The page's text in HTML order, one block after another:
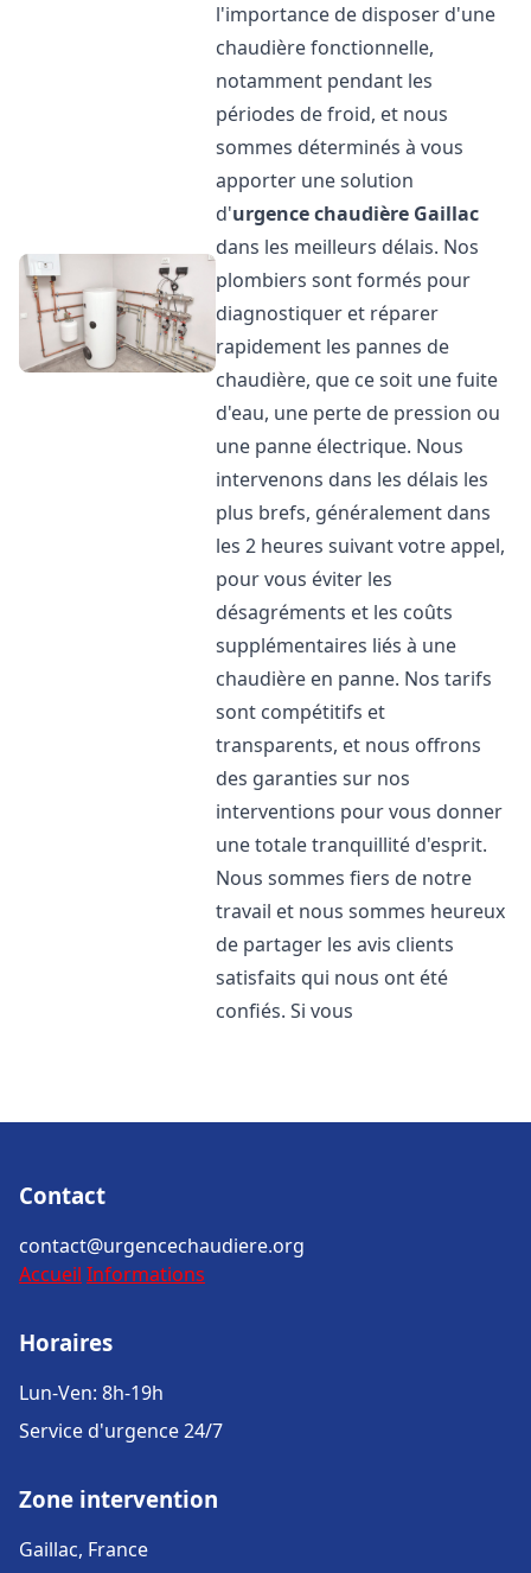
l'importance de disposer d'une
chaudière fonctionnelle,
notamment pendant les
périodes de froid, et nous
sommes déterminés à vous
apporter une solution
d'urgence chaudière Gaillac
dans les meilleurs délais. Nos
plombiers sont formés pour
diagnostiquer et réparer
rapidement les pannes de
chaudière, que ce soit une fuite
d'eau, une perte de pression ou
une panne électrique. Nous
intervenons dans les délais les
plus brefs, généralement dans
les 2 heures suivant votre appel,
pour vous éviter les
désagréments et les coûts
supplémentaires liés à une
chaudière en panne. Nos tarifs
sont compétitifs et
transparents, et nous offrons
des garanties sur nos
interventions pour vous donner
une totale tranquillité d'esprit.
Nous sommes fiers de notre
travail et nous sommes heureux
de partager les avis clients
satisfaits qui nous ont été
confiés. Si vous
Contact
contact@urgencechaudiere.org
Accueil Informations
Horaires
Lun-Ven: 8h-19h
Service d'urgence 24/7
Zone intervention
Gaillac, France